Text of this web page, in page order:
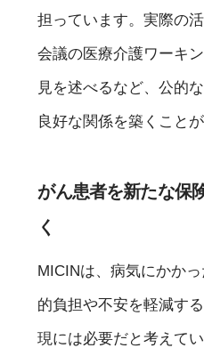
担っています。実際の
会議の医療介護ワーキ
見を述べるなど、公的
良好な関係を築くこと
がん患者を新たな保
く
MICINは、病気にかか
的負担や不安を軽減す
現には必要だと考えて